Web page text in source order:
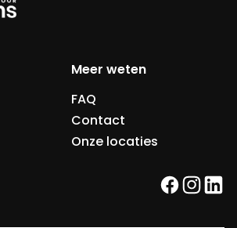
Meer weten
FAQ
Contact
Onze locaties
facebook